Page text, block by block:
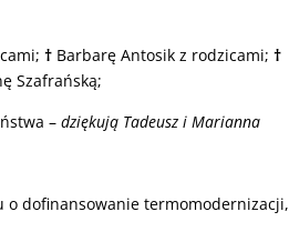
† Barbarę Antosik z rodzicami; †
Szafrańską;
– dziękują Tadeusz i Marianna
o dofinansowanie termomodernizacji,